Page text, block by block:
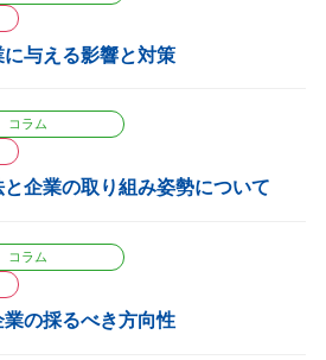
与える影響と対策
コラム
企業の取り組み姿勢について
コラム
の採るべき方向性